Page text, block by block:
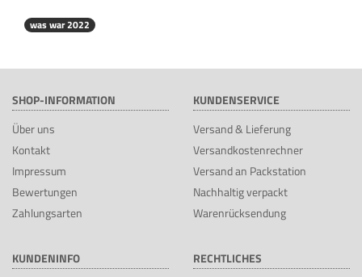
was war 2022
SHOP-INFORMATION
Über uns
Kontakt
Impressum
Bewertungen
Zahlungsarten
KUNDENSERVICE
Versand & Lieferung
Versandkostenrechner
Versand an Packstation
Nachhaltig verpackt
Warenrücksendung
KUNDENINFO
RECHTLICHES